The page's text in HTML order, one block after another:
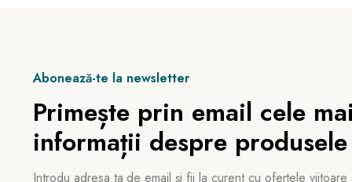
Abonează-te la newsletter
Primește prin email cele
informații despre
Introdu adresa ta de email și fii la curent cu ofertele viitoare